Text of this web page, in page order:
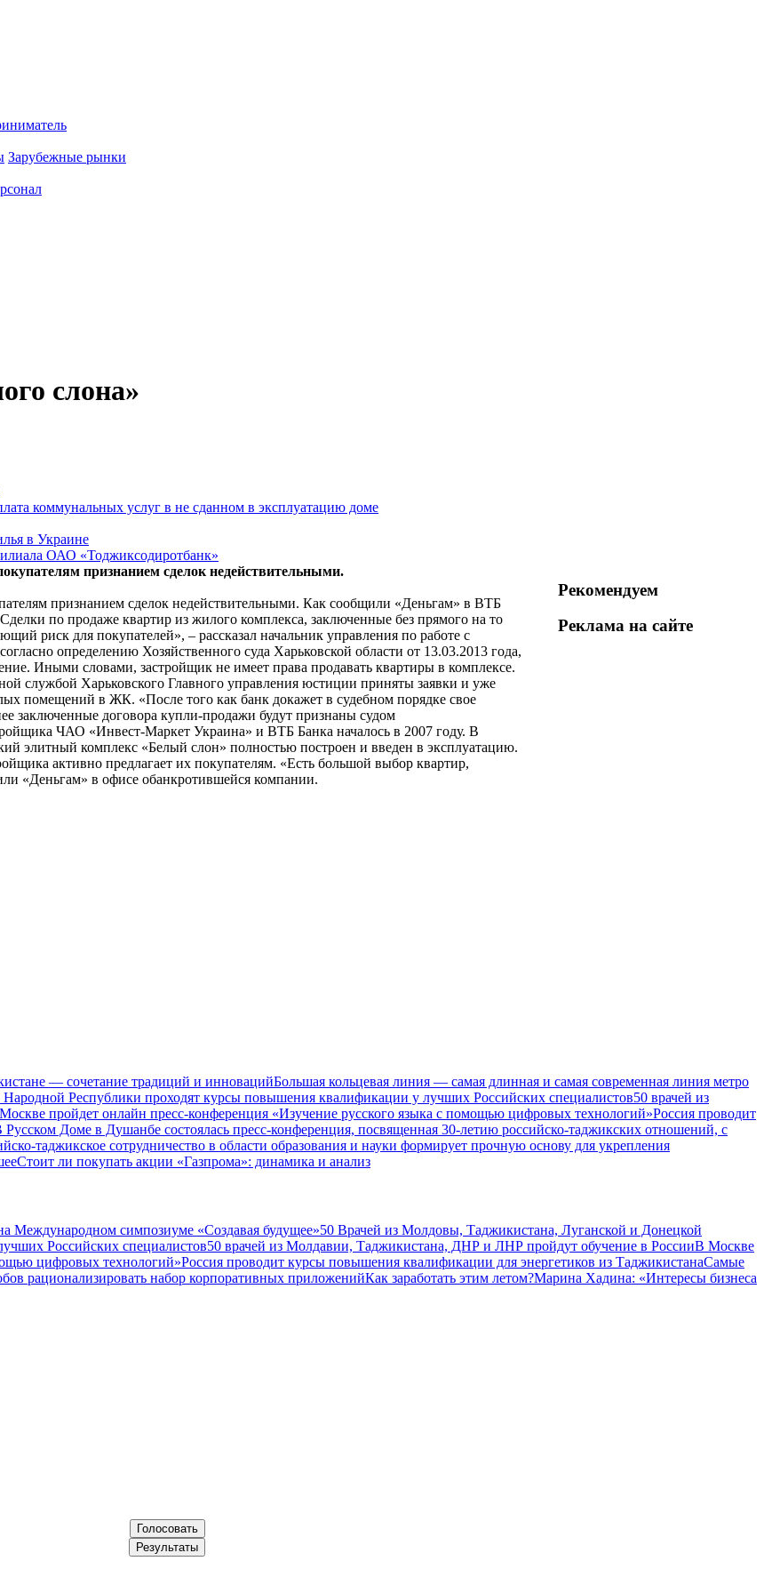
Зарубежные рынки
слона»
коммунальных услуг в не сданном в эксплуатацию доме
в Украине
ОАО «Тоджиксодиротбанк»
признанием сделок недействительными.
признанием сделок недействительными. Как сообщили «Деньгам» в ВТБ
по продаже квартир из жилого комплекса, заключенные без прямого на то
риск для покупателей», – рассказал начальник управления по работе с
определению Хозяйственного суда Харьковской области от 13.03.2013 года,
Иными словами, застройщик не имеет права продавать квартиры в комплексе.
службой Харьковского Главного управления юстиции приняты заявки и уже
помещений в ЖК. «После того как банк докажет в судебном порядке свое
заключенные договора купли-продажи будут признаны судом
ЧАО «Инвест-Маркет Украина» и ВТБ Банка началось в 2007 году. В
элитный комплекс «Белый слон» полностью построен и введен в эксплуатацию.
активно предлагает их покупателям. «Есть большой выбор квартир,
«Деньгам» в офисе обанкротившейся компании.
Рекомендуем
Реклама на сайте
— сочетание традиций и инновацийБольшая кольцевая линия — самая длинная и самая современная линия метро
Республики проходят курсы повышения квалификации у лучших Российских специалистов50 врачей из
пройдет онлайн пресс-конференция «Изучение русского языка с помощью цифровых технологий»Россия проводит
Русском Доме в Душанбе состоялась пресс-конференция, посвященная 30-летию российско-таджикских отношений, с
таджикское сотрудничество в области образования и науки формирует прочную основу для укрепления
Стоит ли покупать акции «Газпрома»: динамика и анализ
Международном симпозиуме «Создавая будущее»50 Врачей из Молдовы, Таджикистана, Луганской и Донецкой
Российских специалистов50 врачей из Молдавии, Таджикистана, ДНР и ЛНР пройдут обучение в РоссииВ Москве
цифровых технологий»Россия проводит курсы повышения квалификации для энергетиков из ТаджикистанаСамые
рационализировать набор корпоративных приложенийКак заработать этим летом?Марина Хадина: «Интересы бизнеса